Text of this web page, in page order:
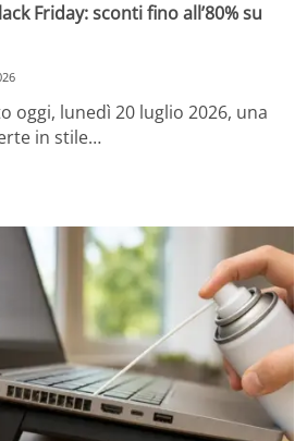
Friday: sconti fino all’80% su
oggi, lunedì 20 luglio 2026, una
in stile…